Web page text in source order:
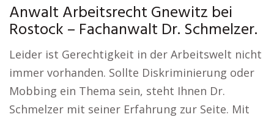
Anwalt Arbeitsrecht Gnewitz bei
Rostock – Fachanwalt Dr. Schmelzer.
Leider ist Gerechtigkeit in der Arbeitswelt nicht
immer vorhanden. Sollte Diskriminierung oder
Mobbing ein Thema sein, steht Ihnen Dr.
Schmelzer mit seiner Erfahrung zur Seite. Mit